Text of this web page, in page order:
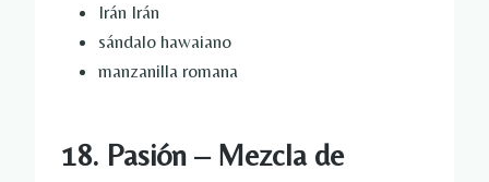
Irán Irán
sándalo hawaiano
manzanilla romana
18. Pasión – Mezcla de